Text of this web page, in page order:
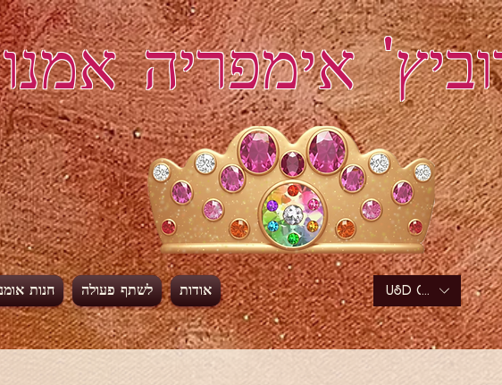
אימפריה
חנות לשתף פעולה אודות USD ($)